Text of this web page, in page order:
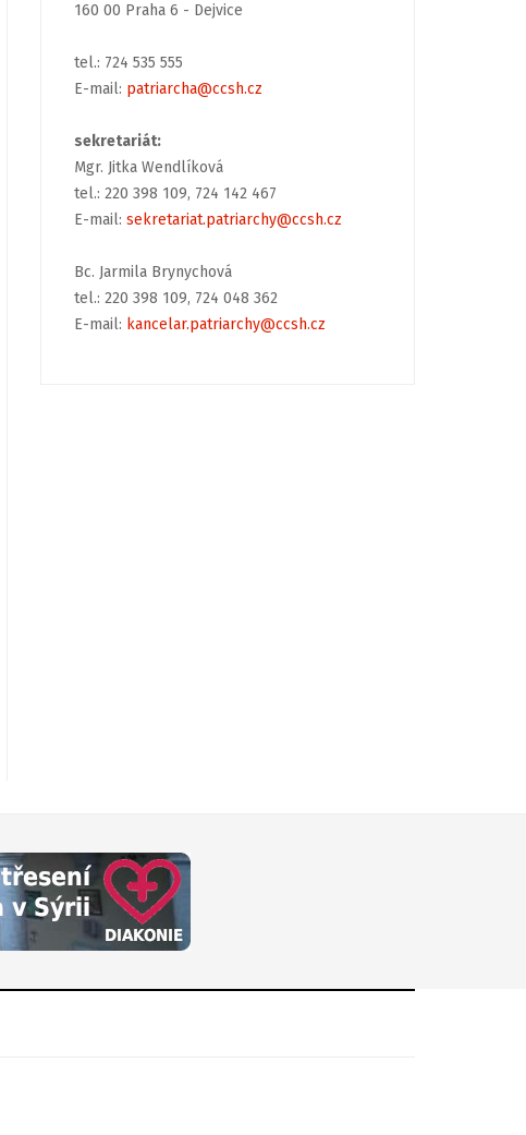
160 00 Praha 6 - Dejvice
tel.: 724 535 555
E-mail: patriarcha@ccsh.cz
sekretariát:
Mgr. Jitka Wendlíková
tel.: 220 398 109, 724 142 467
E-mail: sekretariat.patriarchy@ccsh.cz
Bc. Jarmila Brynychová
tel.: 220 398 109, 724 048 362
E-mail: kancelar.patriarchy@ccsh.cz